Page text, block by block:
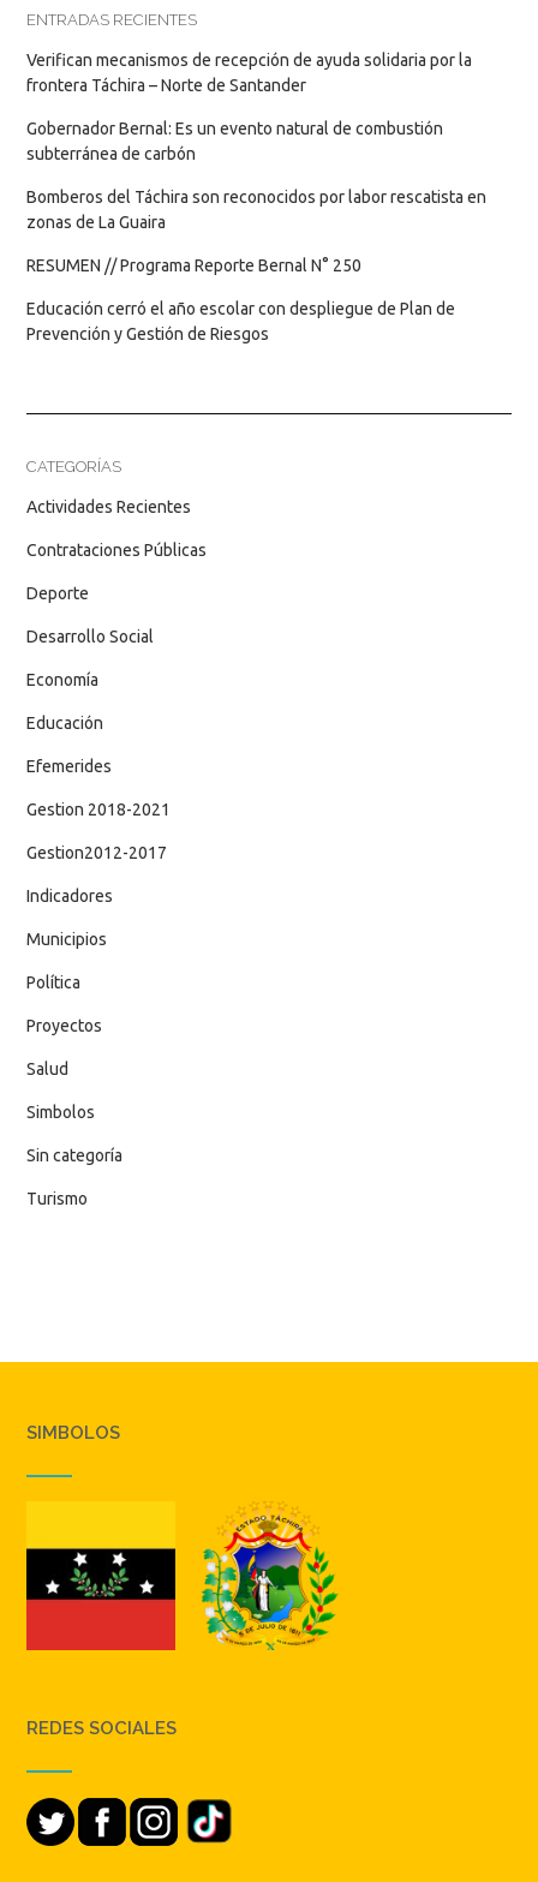
ENTRADAS RECIENTES
Verifican mecanismos de recepción de ayuda solidaria por la
frontera Táchira – Norte de Santander
Gobernador Bernal: Es un evento natural de combustión
subterránea de carbón
Bomberos del Táchira son reconocidos por labor rescatista en
zonas de La Guaira
RESUMEN // Programa Reporte Bernal N° 250
Educación cerró el año escolar con despliegue de Plan de
Prevención y Gestión de Riesgos
CATEGORÍAS
Actividades Recientes
Contrataciones Públicas
Deporte
Desarrollo Social
Economía
Educación
Efemerides
Gestion 2018-2021
Gestion2012-2017
Indicadores
Municipios
Política
Proyectos
Salud
Simbolos
Sin categoría
Turismo
SIMBOLOS
REDES SOCIALES